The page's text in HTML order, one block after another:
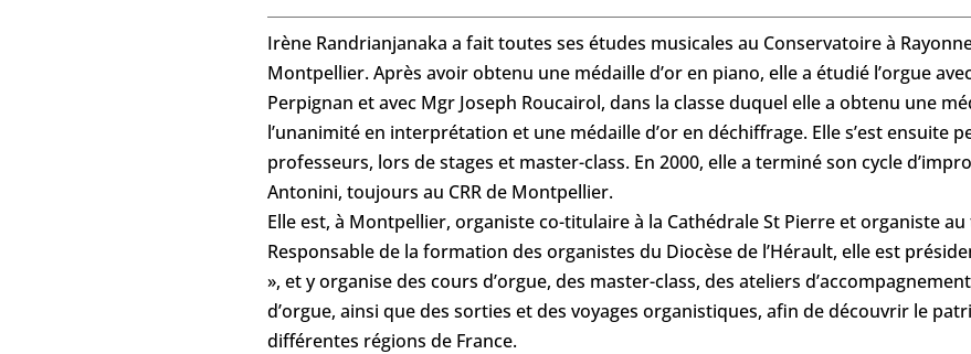
Irène Randrianjanaka a fait toutes ses études musicales au Conservatoire à
Montpellier. Après avoir obtenu une médaille d’or en piano, elle a étudié l’orgue
Perpignan et avec Mgr Joseph Roucairol, dans la classe duquel elle a obtenu une
l’unanimité en interprétation et une médaille d’or en déchiffrage. Elle s’est ensuite
professeurs, lors de stages et master-class. En 2000, elle a terminé son cycle
Antonini, toujours au CRR de Montpellier.
Elle est, à Montpellier, organiste co-titulaire à la Cathédrale St Pierre et organiste
Responsable de la formation des organistes du Diocèse de l’Hérault, elle est
», et y organise des cours d’orgue, des master-class, des ateliers
d’orgue, ainsi que des sorties et des voyages organistiques, afin de découvrir le
différentes régions de France.